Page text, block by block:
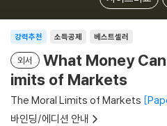
소득공제 베스트셀러
강력추천
외서
What Money
imits of Markets
The Moral Limits of Markets
바인딩/에디션 안내